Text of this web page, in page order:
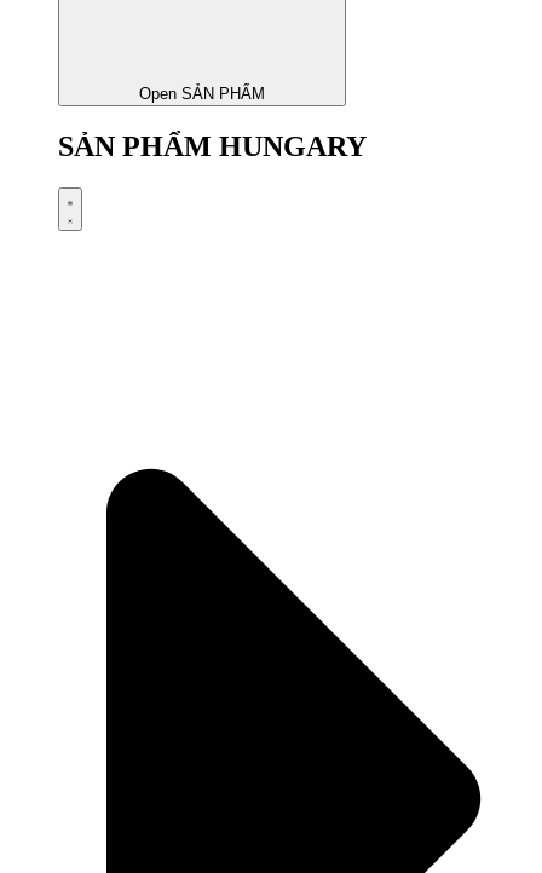
Open SẢN PHẨM
SẢN PHẨM HUNGARY